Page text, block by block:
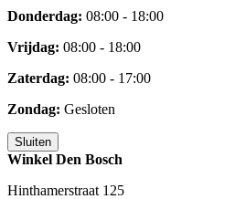
Donderdag: 08:00 - 18:00
Vrijdag: 08:00 - 18:00
Zaterdag: 08:00 - 17:00
Zondag: Gesloten
Sluiten
Winkel Den Bosch
Hinthamerstraat 125